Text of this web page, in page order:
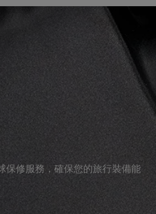
保修服務，確保您的旅行裝備能